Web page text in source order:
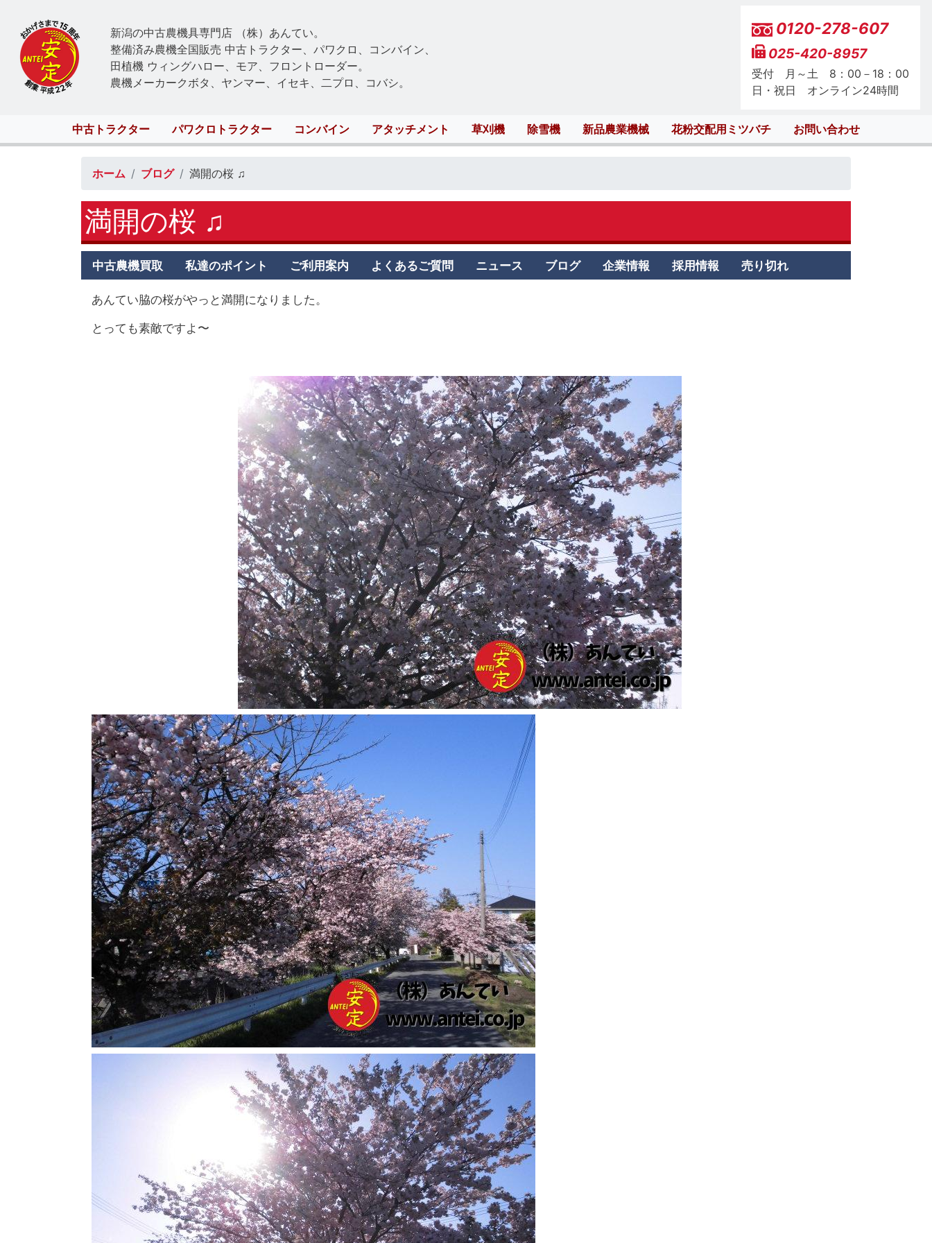
新潟の中古農機具専門店 （株）あんてい。
整備済み農機全国販売 中古トラクター、パワクロ、コンバイン、
田植機 ウィングハロー、モア、フロントローダー。
農機メーカークボタ、ヤンマー、イセキ、二プロ、コバシ。
0120-278-607
025-420-8957
受付 月～土 8：00－18：00
日・祝日 オンライン24時間
Main
navigation
中古トラクター パワクロトラクター コンバイン アタッチメント 草刈機 除雪機 新品農業機械 花粉交配用ミツバチ お問い合わせ
ホーム ブログ 満開の桜 ♫
満開の桜 ♫
Antei
second
menu
中古農機買取 私達のポイント ご利用案内 よくあるご質問 ニュース ブログ 企業情報 採用情報 売り切れ
あんてい脇の桜がやっと満開になりました。
とっても素敵ですよ〜